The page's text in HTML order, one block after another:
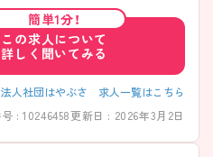
度の取得実績が豊富でライフイベン
環境が整っています♪ ご興味のある
に詳細をお話しいたしますのでお気
簡単1分！
この求人について
詳しく聞いてみる
人社団はやぶさ 求人一覧はこちら
: 10246458更新日 : 2026年3月2日